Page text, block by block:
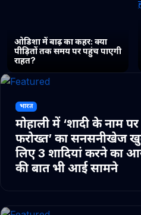
ओडिशा में बाढ़ का कहर: क्या
पीड़ितों तक समय पर पहुंच पाएगी
राहत?
भारत
मोहाली में ‘शादी के नाम
फरोख्त’ का सनसनीखेज
लिए 3 शादियां करने का
की बात भी आई सामने